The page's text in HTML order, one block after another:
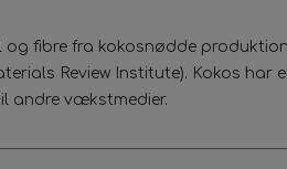
fibre fra kokosnødde
Review Institute). Kokos
andre vækstmedier.